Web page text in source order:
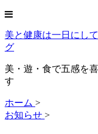
美と健康は一日にし
グ
美・遊・食で五感を
す
ホーム >
お知らせ >